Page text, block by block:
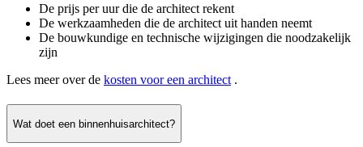
De prijs per uur die de architect rekent
De werkzaamheden die de architect uit handen neemt
De bouwkundige en technische wijzigingen die noodzakelijk
zijn
Lees meer over de kosten voor een architect .
Wat doet een binnenhuisarchitect?